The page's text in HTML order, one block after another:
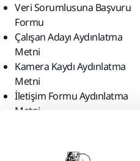
Veri Sorumlusuna Başvuru
Formu
Çalışan Adayı Aydınlatma
Metni
Kamera Kaydı Aydınlatma
Metni
İletişim Formu Aydınlatma
Metni